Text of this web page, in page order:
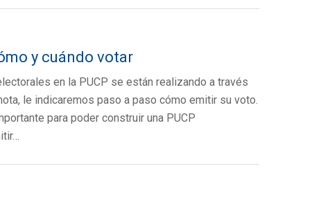
y cuándo votar
en la PUCP se están realizando a través
le indicaremos paso a paso cómo emitir su voto.
para poder construir una PUCP